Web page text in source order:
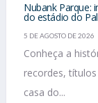
Nubank Parque:
do estádio do
5 DE AGOSTO DE 2026
Conheça a
recordes,
casa do...